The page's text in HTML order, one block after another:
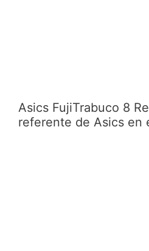
Asics FujiTrabuco 8
referente de Asics en